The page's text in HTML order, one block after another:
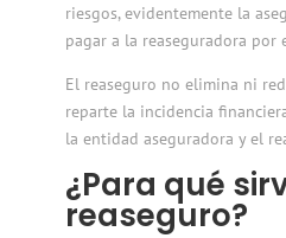
riesgos, evidentemente la
pagar a la reaseguradora por
El reaseguro no elimina ni
reparte la incidencia
la entidad aseguradora y el
¿Para qué
reaseguro?